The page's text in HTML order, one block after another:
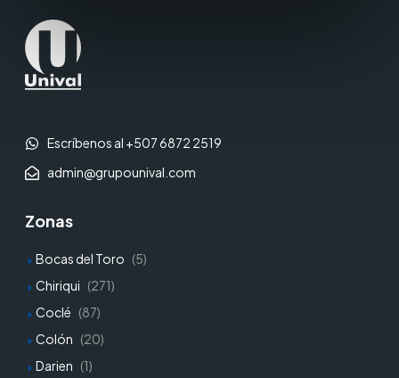
Escríbenos al +507 6872 2519
admin@grupounival.com
Zonas
Bocas del Toro (5)
Chiriqui (271)
Coclé (87)
Colón (20)
Darien (1)